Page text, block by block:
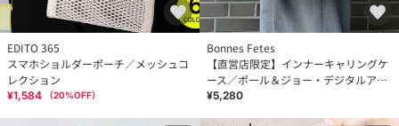
EDITO 365
スマホショルダーポーチ／メッシュコ
レクション
¥1,584 （20%OFF）
Bonnes Fetes
【直営店限定】インナーキャリングケ
ース／ポール＆ジョー・デジタルアク
セサリー・ビジネス
¥5,280